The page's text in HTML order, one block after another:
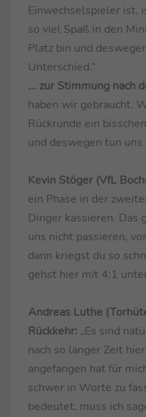
Einwechselspieler ist,
so viel Spaß in den
Platz bin und
Unterschied.“
... zur Stimmung nach
haben wir gebraucht.
Rückrunde ein
und deswegen tun
Kevin Stöger (VfL
ein Phase in der
Dinger kassieren. Das
uns nicht passieren,
dann kriegst du so
gehst hier mit 4:1
Andreas Luthe
Rückkehr: „Es sind
nach so langer Zeit
angefangen hat für
schwer in Worte zu
bedeutet, muss ich